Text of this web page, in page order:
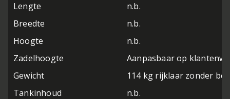
Lengte
n.b.
Breedte
n.b.
Hoogte
n.b.
Zadelhoogte
Aanpasbaar op
Gewicht
114 kg rijklaar zonder
Tankinhoud
n.b.